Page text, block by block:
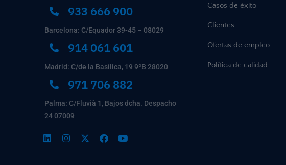
933 666 900
Barcelona: C/Equador 39-45 – 08029
914 061 601
Madrid: C/de la Basílica, 19 9ºB 28020
971 706 882
Palma: C/Fluvià 1, Bajos dcha. Despacho
24 07009
Casos de éxito
Clientes
Ofertas de empleo
Política de calidad